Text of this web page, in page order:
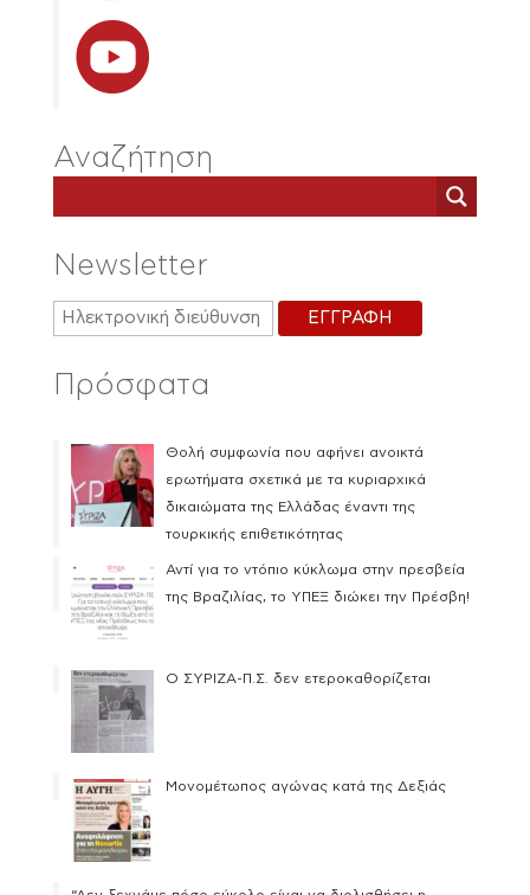
Αναζήτηση
Newsletter
Πρόσφατα
Θολή συμφωνία που αφήνει ανοικτά
ερωτήματα σχετικά με τα κυριαρχικά
δικαιώματα της Ελλάδας έναντι της
τουρκικής επιθετικότητας
Αντί για το ντόπιο κύκλωμα στην πρεσβεία
της Βραζιλίας, το ΥΠΕΞ διώκει την Πρέσβη!
Ο ΣΥΡΙΖΑ-Π.Σ. δεν ετεροκαθορίζεται
Μονομέτωπος αγώνας κατά της Δεξιάς